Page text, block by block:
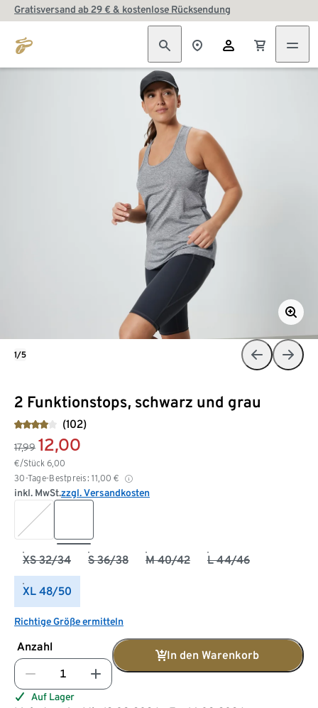
Gratisversand ab 29 € & kostenlose Rücksendung
2 Funktionstops, schwarz und grau
(102)
17,99 12,00
€/Stück 6,00
30-Tage-Bestpreis: 11,00 €
inkl. MwSt.zzgl. Versandkosten
XS 32/34 S 36/38 M 40/42 L 44/46
XL 48/50
Richtige Größe ermitteln
Anzahl
In den Warenkorb
Auf Lager
1/5